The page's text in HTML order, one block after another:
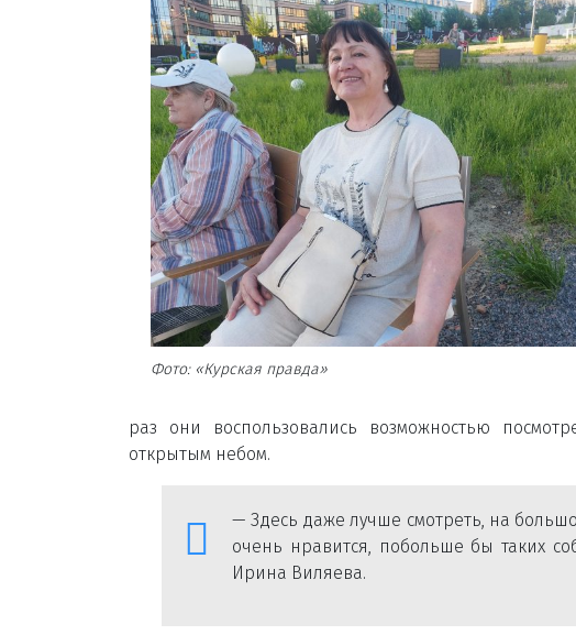
Фото: «Курская правда»
раз они воспользовались возможностью
открытым небом.
— Здесь даже лучше смотреть, на
очень нравится, побольше бы таких
Ирина Виляева.